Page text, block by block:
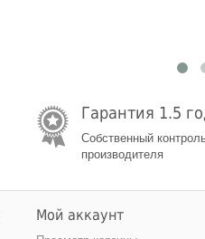
Гарантия 1.5
Собственный
производителя
Мой аккаунт